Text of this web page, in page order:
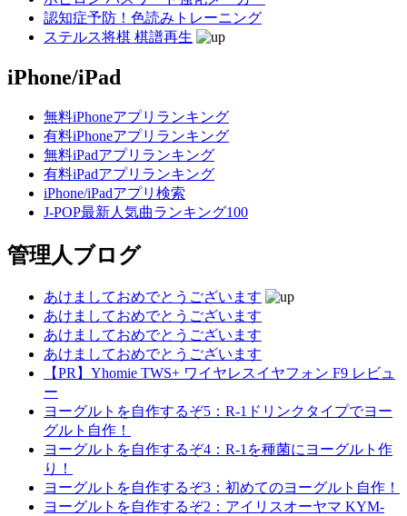
認知症予防！色読みトレーニング
ステルス将棋 棋譜再生
iPhone/iPad
無料iPhoneアプリランキング
有料iPhoneアプリランキング
無料iPadアプリランキング
有料iPadアプリランキング
iPhone/iPadアプリ検索
J-POP最新人気曲ランキング100
管理人ブログ
あけましておめでとうございます
あけましておめでとうございます
あけましておめでとうございます
あけましておめでとうございます
【PR】Yhomie TWS+ ワイヤレスイヤフォン F9 レビュ
ー
ヨーグルトを自作するぞ5：R-1ドリンクタイプでヨー
グルト自作！
ヨーグルトを自作するぞ4：R-1を種菌にヨーグルト作
り！
ヨーグルトを自作するぞ3：初めてのヨーグルト自作！
ヨーグルトを自作するぞ2：アイリスオーヤマ KYM-